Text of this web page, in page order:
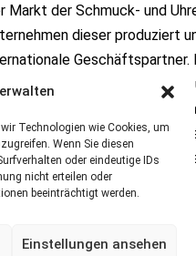
Technologien wie Cookies, um
Wenn Sie diesen
oder eindeutige IDs
nicht erteilen oder
beeinträchtigt werden.
Einstellungen ansehen
Markt der Schmuck- und
dieser produziert
bis zur additiven
Folgeprozesse.
für alle Komponenten,
und Verschlüsse oder